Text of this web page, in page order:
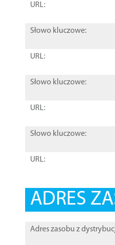
URL:
Słowo kluczowe:
URL:
Słowo kluczowe:
URL:
Słowo kluczowe:
URL:
ADRES
Adres zasobu z